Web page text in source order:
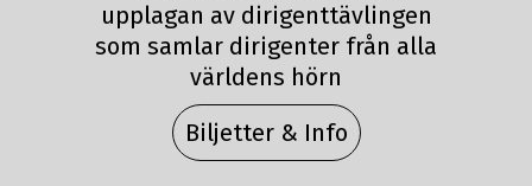
upplagan av dirigenttävlingen
som samlar dirigenter från alla
världens hörn
Biljetter & Info